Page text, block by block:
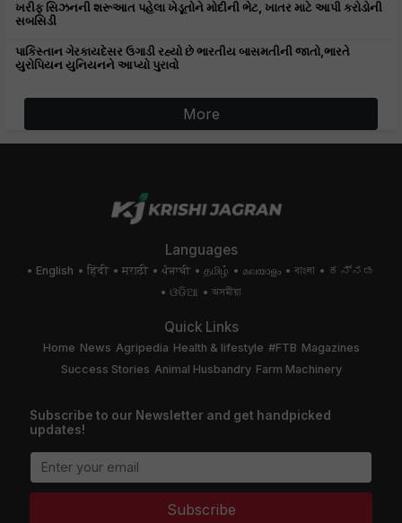
ખરીફ સિઝનની શરૂઆત પહેલા ખેડૂતોને મોદીની ભેટ, ખાતર માટે આપી કરોડોની
સબસિડી
પાકિસ્તાન ગેરકાયદેસર ઉગાડી રહ્યો છે ભારતીય બાસમતીની જાતો,ભારતે
યુરોપિયન યુનિયનને આપ્યો પુરાવો
More
Languages
English हिंदी मराठी ਪੰਜਾਬੀ தமிழ் മലയാളം বাংলা
ಕನ್ನಡ
ଓଡିଆ
অসমীয়া
Quick Links
Home News Agripedia Health & lifestyle #FTB Magazines
Success Stories Animal Husbandry Farm Machinery
Subscribe to our Newsletter and get handpicked
updates!
Subscribe